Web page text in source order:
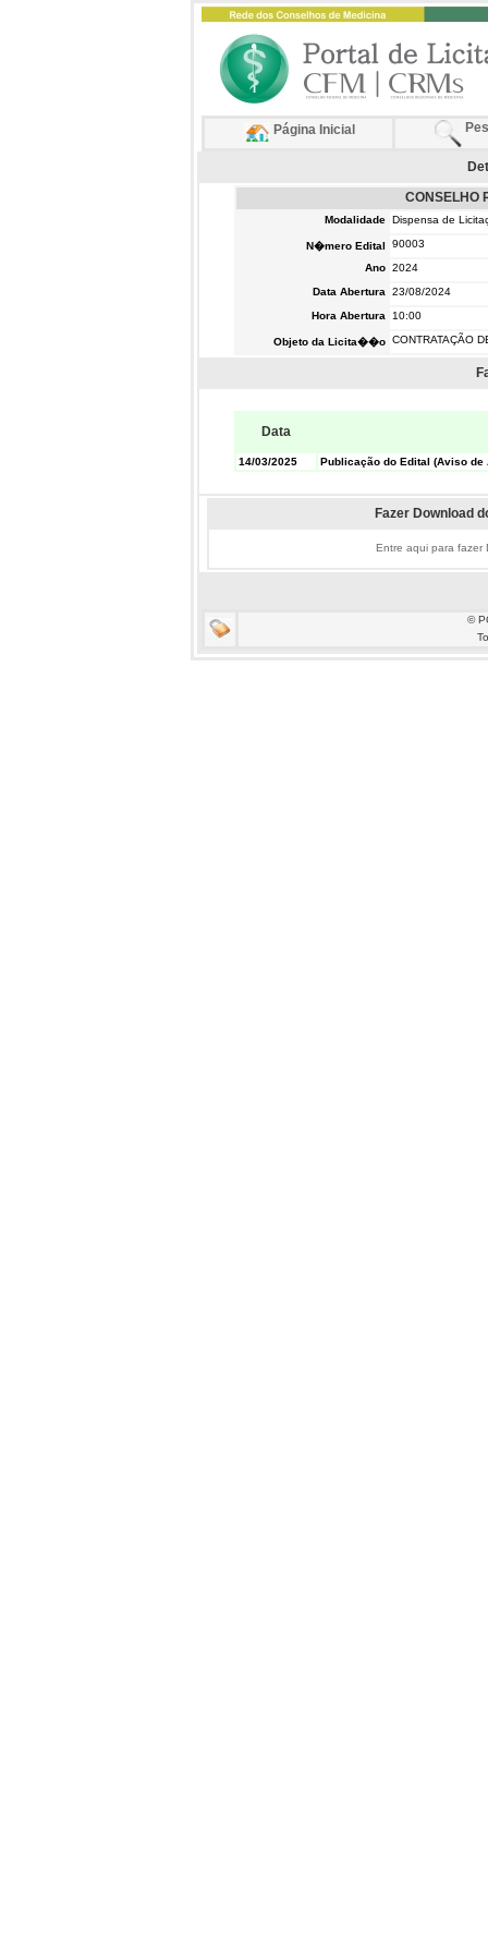
Página Inicial
CONSELHO
Modalidade Dispensa de
N�mero Edital
90003
Ano 2024
Data Abertura
23/08/2024
Hora Abertura
10:00
Objeto da Licita��o CONTRATAÇÃO
Data
14/03/2025 Publicação do Edital (Aviso de
Fazer Download
Entre aqui para fazer
©